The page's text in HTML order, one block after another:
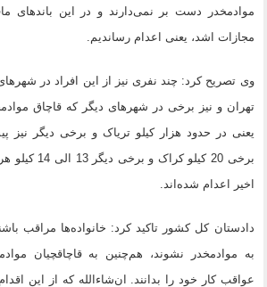
موادمخدر دست بر نمی‌دارند و در این باند‌های
مجازات اشد، یعنی اعدام رساندیم.
وی تصریح کرد: چند نفری نیز از این افراد در
تهران و نیز برخی در شهرهای دیگر که قاچاق
برخی 20 کیلو
اخیر اعدام شده‌اند.
دادستان کل کشور تاکید کرد: خانواده‌ها مراقب
به موادمخدر نشوند، هم‌چنین به قاچاقچیان
عواقب کار خود را بدانند. ان‌شاءالله که از این